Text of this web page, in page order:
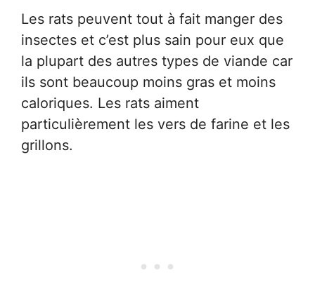
Les rats peuvent tout à fait manger des
insectes et c’est plus sain pour eux que
la plupart des autres types de viande car
ils sont beaucoup moins gras et moins
caloriques. Les rats aiment
particulièrement les vers de farine et les
grillons.